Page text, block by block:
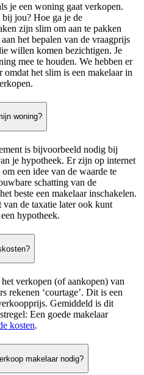
je een woning gaat verkopen.
jou? Hoe ga je de
zijn slim om aan te pakken
het bepalen van de vraagprijs
willen komen bezichtigen. Je
mee te houden. We hebben er
het slim is een makelaar in
woning?
is bijvoorbeeld nodig bij
je hypotheek. Er zijn op internet
een idee van de waarde te
schatting van de
beste een makelaar inschakelen.
de taxatie later ook kunt
hypotheek.
verkopen (of aankopen) van
rekenen ‘courtage’. Dit is een
Gemiddeld is dit
Een goede makelaar
kosten.
makelaar nodig?